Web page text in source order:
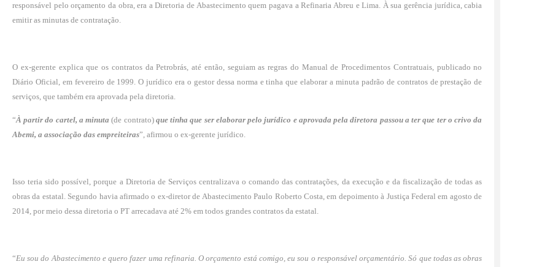
responsável pelo orçamento da obra, era a Diretoria de Abastecimento quem pagava a Refinaria Abreu e Lima. À sua gerência jurídica, cabia
emitir as minutas de contratação.
O ex-gerente explica que os contratos da Petrobrás, até então, seguiam as regras do Manual de Procedimentos Contratuais, publicado no
Diário Oficial, em fevereiro de 1999. O jurídico era o gestor dessa norma e tinha que elaborar a minuta padrão de contratos de prestação de
serviços, que também era aprovada pela diretoria.
“À partir do cartel, a minuta (de contrato) que tinha que ser elaborar pelo jurídico e aprovada pela diretora passou a ter que ter o crivo da
Abemi, a associação das empreiteiras”, afirmou o ex-gerente jurídico.
Isso teria sido possível, porque a Diretoria de Serviços centralizava o comando das contratações, da execução e da fiscalização de todas as
obras da estatal. Segundo havia afirmado o ex-diretor de Abastecimento Paulo Roberto Costa, em depoimento à Justiça Federal em agosto de
2014, por meio dessa diretoria o PT arrecadava até 2% em todos grandes contratos da estatal.
“Eu sou do Abastecimento e quero fazer uma refinaria. O orçamento está comigo, eu sou o responsável orçamentário. Só que todas as obras